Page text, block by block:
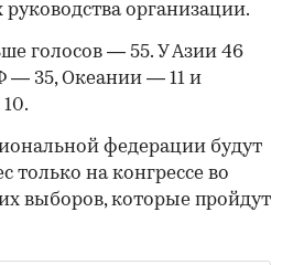
организации.
голосов — 55. У Азии 46
— 35, Океании — 11 и
федерации будут
только на конгрессе во
выборов, которые пройдут